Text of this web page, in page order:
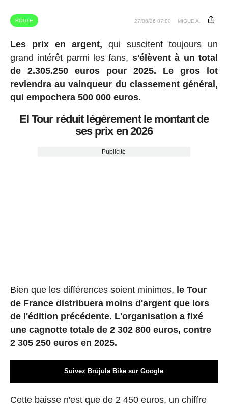
ROUTE 27/06/26 07:00 MIGUE A.
Les prix en argent, qui suscitent toujours un
grand intérêt parmi les fans, s'élèvent à un total
de 2.305.250 euros pour 2025.
Le gros lot
reviendra au vainqueur du classement général,
qui empochera 500 000 euros.
El Tour réduit légèrement le montant de
ses prix en 2026
Publicité
Bien que les différences soient minimes, le Tour
de France distribuera moins d'argent que lors
de l'édition précédente. L'organisation a fixé
une cagnotte totale de 2 302 800 euros, contre
2 305 250 euros en 2025.
Suivez Brújula Bike sur Google
Cette baisse n'est que de 2 450 euros, un chiffre